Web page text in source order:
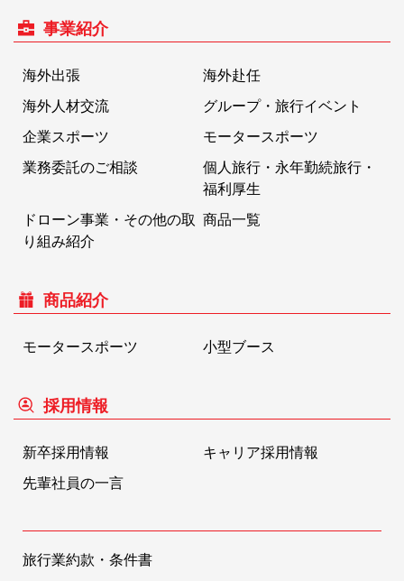
事業紹介
海外出張
海外赴任
海外人材交流
グループ・旅行イベント
企業スポーツ
モータースポーツ
業務委託のご相談
個人旅行・永年勤続旅行・
福利厚生
ドローン事業・その他の取
り組み紹介
商品一覧
商品紹介
モータースポーツ 小型ブース
採用情報
新卒採用情報
キャリア採用情報
先輩社員の一言
旅行業約款・条件書